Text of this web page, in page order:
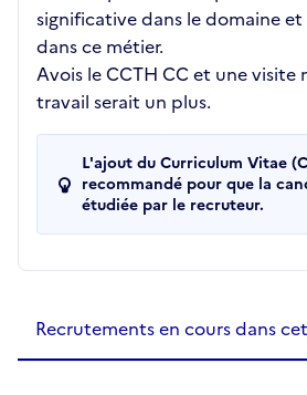
significative dans le domaine
dans ce métier.
Avois le CCTH CC et une visite
travail serait un plus.
L'ajout du Curriculum Vitae
recommandé pour que la
étudiée par le recruteur.
Recrutements en cours dans